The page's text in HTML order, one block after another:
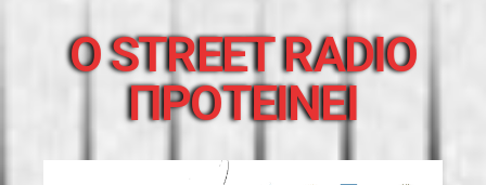
O STREET RADIO
ΠΡΟΤΕΙΝΕΙ